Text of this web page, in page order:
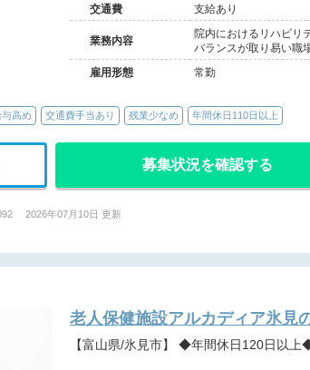
交通費
支給あり
業務内容
院内におけるリハビリ
バランスが取り易い職
雇用形態
常勤
与高め 交通費手当あり 残業少なめ 年間休日110日以上
募集状況を確認する
2026年07月10日 更新
老人保健施設アルカディア氷見
【富山県/氷見市】 ◆年間休日120